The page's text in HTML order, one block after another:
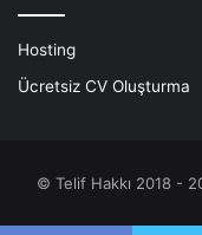
Hosting
Ücretsiz CV Oluşturma
© Telif Hakkı 2018 -